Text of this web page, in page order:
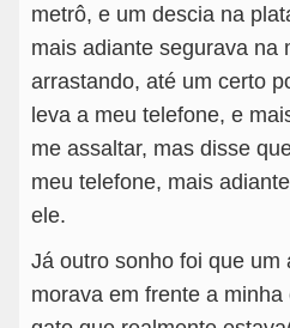
metrô, e um descia na
mais adiante segurava na
arrastando, até um certo
leva a meu telefone, e
me assaltar, mas disse
meu telefone, mais
ele.
Já outro sonho foi que um
morava em frente a